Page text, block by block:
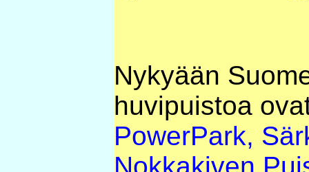
Nykyään
huvipuistoa
PowerPark,